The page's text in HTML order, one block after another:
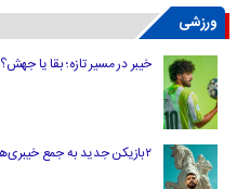
ورزشی
خیبر در مسیر تازه؛ بقا یا جهش؟
۲بازیکن جدید به جمع خیبری‌ها اضافه شدند